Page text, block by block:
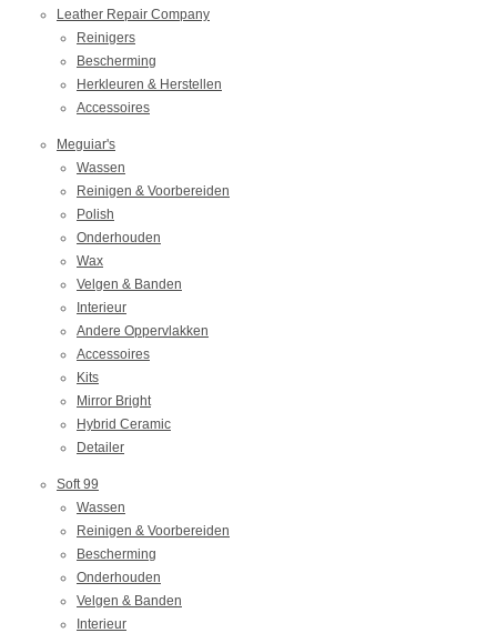
Leather Repair Company
Reinigers
Bescherming
Herkleuren & Herstellen
Accessoires
Meguiar's
Wassen
Reinigen & Voorbereiden
Polish
Onderhouden
Wax
Velgen & Banden
Interieur
Andere Oppervlakken
Accessoires
Kits
Mirror Bright
Hybrid Ceramic
Detailer
Soft 99
Wassen
Reinigen & Voorbereiden
Bescherming
Onderhouden
Velgen & Banden
Interieur